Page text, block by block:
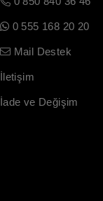
0 555 168 20 20
Mail Destek
İletişim
İade ve Değişim